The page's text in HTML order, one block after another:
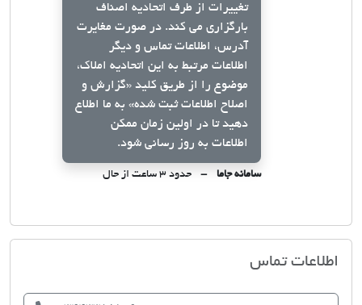
تغییرات از طرف اتحادیه اصناف
بارگزاری می کند. در صورت مغایرت
آدرس، اطلاعات تماس و دیگر
اطلاعات مرتبط به این اتحادیه املاک،
موضوع را از طریق کلید «گزارش و
اصلاح اطلاعات ثبت شده» به ما اطلاع
دهید تا در اولین زمان ممکن
اطلاعات به روز رسانی شود.
سامانه جاما حدود ۳ ساعت از حال
اطلاعات تماس